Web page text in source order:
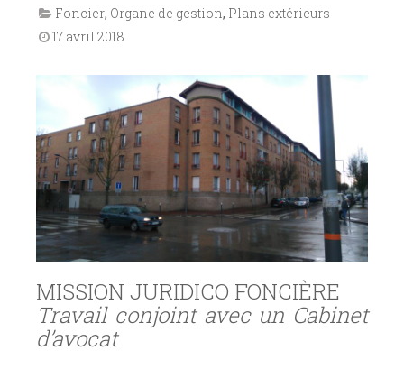
Foncier, Organe de gestion, Plans extérieurs
17 avril 2018
MISSION JURIDICO FONCIÈRE
Travail conjoint avec un Cabinet
d’avocat